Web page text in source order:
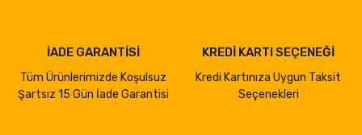
İADE GARANTİSİ
Tüm Ürünlerimizde Koşulsuz
Şartsız 15 Gün İade Garantisi
KREDİ KARTI SEÇENEĞİ
Kredi Kartınıza Uygun Taksit
Seçenekleri